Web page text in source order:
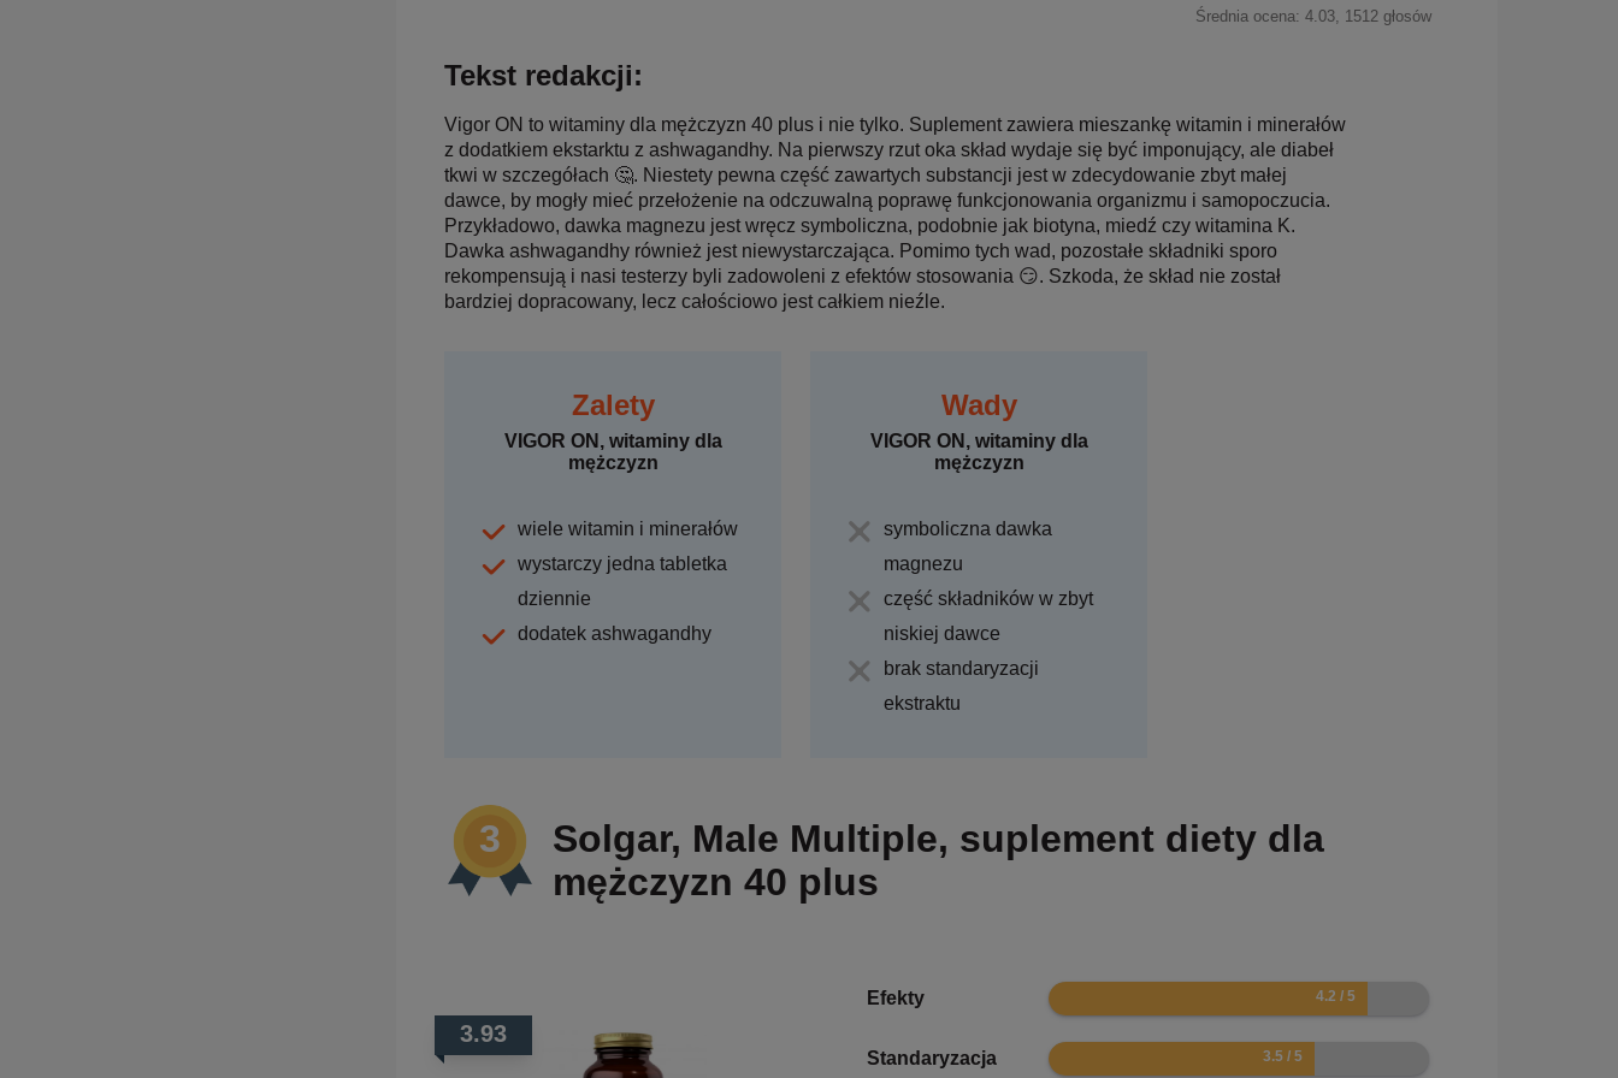
Średnia ocena: 4.03, 1512 głosów
Tekst redakcji:
Vigor ON to witaminy dla mężczyzn 40 plus i nie tylko. Suplement zawiera mieszankę witamin i minerałów
z dodatkiem ekstarktu z ashwagandhy. Na pierwszy rzut oka skład wydaje się być imponujący, ale diabeł
tkwi w szczegółach 🤔. Niestety pewna część zawartych substancji jest w zdecydowanie zbyt małej
dawce, by mogły mieć przełożenie na odczuwalną poprawę funkcjonowania organizmu i samopoczucia.
Przykładowo, dawka magnezu jest wręcz symboliczna, podobnie jak biotyna, miedź czy witamina K.
Dawka ashwagandhy również jest niewystarczająca. Pomimo tych wad, pozostałe składniki sporo
rekompensują i nasi testerzy byli zadowoleni z efektów stosowania 😏. Szkoda, że skład nie został
bardziej dopracowany, lecz całościowo jest całkiem nieźle.
Zalety
VIGOR ON, witaminy dla
mężczyzn
wiele witamin i minerałów
wystarczy jedna tabletka
dziennie
dodatek ashwagandhy
Wady
VIGOR ON, witaminy dla
mężczyzn
symboliczna dawka
magnezu
część składników w zbyt
niskiej dawce
brak standaryzacji
ekstraktu
Solgar, Male Multiple, suplement diety dla
mężczyzn 40 plus
3.93
Efekty 8.4
Standaryzacja 7